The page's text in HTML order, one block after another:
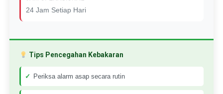
24 Jam Setiap Hari
Tips Pencegahan Kebakaran
Periksa alarm asap secara rutin